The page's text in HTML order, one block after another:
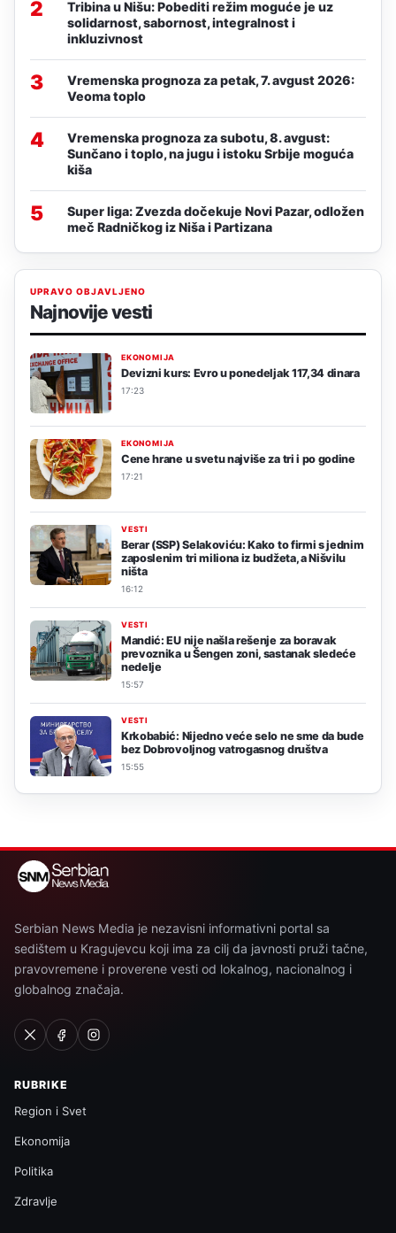
2
Tribina u Nišu: Pobediti režim moguće je uz
solidarnost, sabornost, integralnost i
inkluzivnost
3
Vremenska prognoza za petak, 7. avgust 2026:
Veoma toplo
4
Vremenska prognoza za subotu, 8. avgust:
Sunčano i toplo, na jugu i istoku Srbije moguća
kiša
5
Super liga: Zvezda dočekuje Novi Pazar, odložen
meč Radničkog iz Niša i Partizana
UPRAVO OBJAVLJENO
Najnovije vesti
EKONOMIJA
Devizni kurs: Evro u ponedeljak 117,34 dinara
17:23
EKONOMIJA
Cene hrane u svetu najviše za tri i po godine
17:21
VESTI
Berar (SSP) Selakoviću: Kako to firmi s jednim
zaposlenim tri miliona iz budžeta, a Nišvilu
ništa
16:12
VESTI
Mandić: EU nije našla rešenje za boravak
prevoznika u Šengen zoni, sastanak sledeće
nedelje
15:57
VESTI
Krkobabić: Nijedno veće selo ne sme da bude
bez Dobrovoljnog vatrogasnog društva
15:55
Serbian News Media je nezavisni informativni portal sa
sedištem u Kragujevcu koji ima za cilj da javnosti pruži tačne,
pravovremene i proverene vesti od lokalnog, nacionalnog i
globalnog značaja.
RUBRIKE
Region i Svet
Ekonomija
Politika
Zdravlje